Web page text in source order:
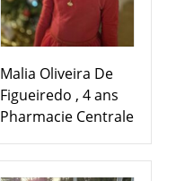
Malia Oliveira De
Figueiredo , 4 ans
Pharmacie Centrale